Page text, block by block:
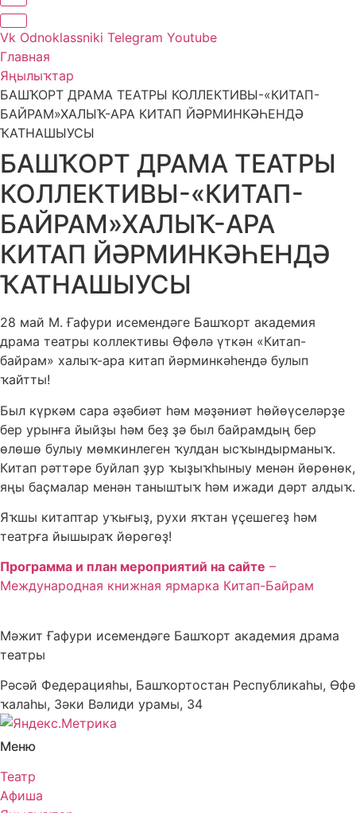
Vk Odnoklassniki Telegram Youtube
Главная
Яңылыҡтар
БАШҠОРТ ДРАМА ТЕАТРЫ КОЛЛЕКТИВЫ-«КИТАП-
БАЙРАМ»ХАЛЫҠ-АРА КИТАП ЙӘРМИНКӘҺЕНДӘ
ҠАТНАШЫУСЫ
БАШҠОРТ ДРАМА ТЕАТРЫ
КОЛЛЕКТИВЫ-«КИТАП-
БАЙРАМ»ХАЛЫҠ-АРА
КИТАП ЙӘРМИНКӘҺЕНДӘ
ҠАТНАШЫУСЫ
28 май М. Ғафури исемендәге Башҡорт академия
драма театры коллективы Өфөлә үткән «Китап-
байрам» халыҡ-ара китап йәрминкәһендә булып
ҡайтты!
Был күркәм сара әҙәбиәт һәм мәҙәниәт һөйөүселәрҙе
бер урынға йыйҙы һәм беҙ ҙә был байрамдың бер
өлөшө булыу мөмкинлеген ҡулдан ысҡындырманыҡ.
Китап рәттәре буйлап ҙур ҡыҙыҡһыныу менән йөрөнөк,
яңы баҫмалар менән таныштыҡ һәм ижади дәрт алдыҡ.
Яҡшы китаптар уҡығыҙ, рухи яҡтан үҫешегеҙ һәм
театрға йышыраҡ йөрөгөҙ!
Программа и план мероприятий на сайте –
Международная книжная ярмарка Китап-Байрам
Мәжит Ғафури исемендәге Башҡорт академия драма
театры
Рәсәй Федерацияһы, Башҡортостан Республикаһы, Өфө
ҡалаһы, Зәки Вәлиди урамы, 34
Меню
Театр
Афиша